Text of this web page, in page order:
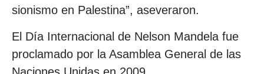
sionismo en Palestina”, aseveraron.
El Día Internacional de Nelson Mandela fue
proclamado por la Asamblea General de las